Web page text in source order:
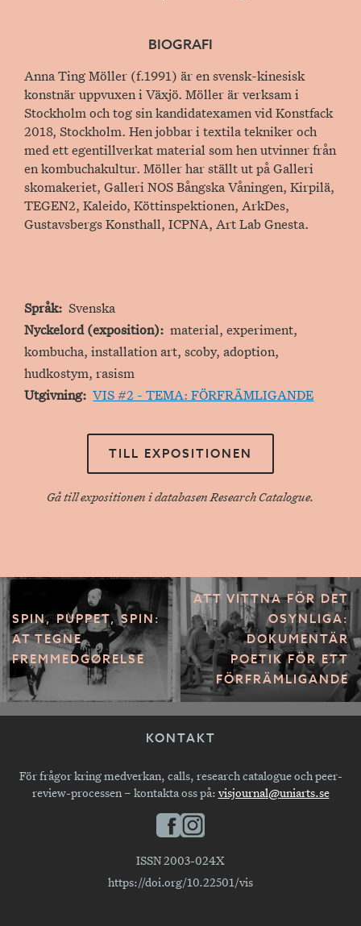
BIOGRAFI
Anna Ting Möller (f.1991) är en svensk-kinesisk
konstnär uppvuxen i Växjö. Möller är verksam i
Stockholm och tog sin kandidatexamen vid Konstfack
2018, Stockholm. Hen jobbar i textila tekniker och
med ett egentillverkat material som hen utvinner från
en kombuchakultur. Möller har ställt ut på Galleri
skomakeriet, Galleri NOS Bångska Våningen, Kirpilä,
TEGEN2, Kaleido, Köttinspektionen, ArkDes,
Gustavsbergs Konsthall, ICPNA, Art Lab Gnesta.
Språk
Svenska
Nyckelord (exposition)
material, experiment,
kombucha, installation art, scoby, adoption,
hudkostym, rasism
Utgivning
VIS #2 - TEMA: FÖRFRÄMLIGANDE
TILL EXPOSITIONEN
Gå till expositionen i databasen Research Catalogue.
SPIN, PUPPET, SPIN:
AT TEGNE
FREMMEDGØRELSE
ATT VITTNA FÖR DET
OSYNLIGA:
DOKUMENTÄR
POETIK FÖR ETT
FÖRFRÄMLIGANDE
KONTAKT
För frågor kring medverkan, calls, research catalogue och peer-
review-processen – kontakta oss på: visjournal@uniarts.se
ISSN 2003-024X
https://doi.org/10.22501/vis